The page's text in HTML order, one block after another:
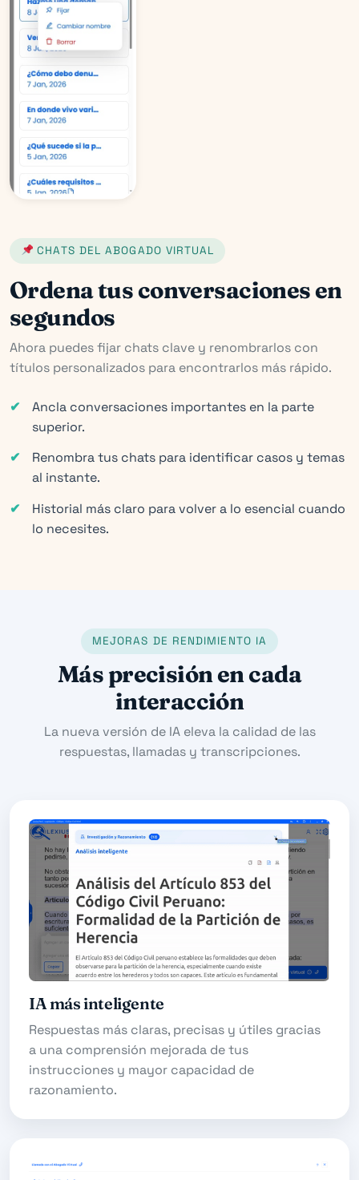
CHATS DEL ABOGADO VIRTUAL
Ordena tus conversaciones en
segundos
Ahora puedes fijar chats clave y renombrarlos con
títulos personalizados para encontrarlos más rápido.
Ancla conversaciones importantes en la parte
superior.
Renombra tus chats para identificar casos y temas
al instante.
Historial más claro para volver a lo esencial cuando
lo necesites.
MEJORAS DE RENDIMIENTO IA
Más precisión en cada
interacción
La nueva versión de IA eleva la calidad de las
respuestas, llamadas y transcripciones.
IA más inteligente
Respuestas más claras, precisas y útiles gracias
a una comprensión mejorada de tus
instrucciones y mayor capacidad de
razonamiento.